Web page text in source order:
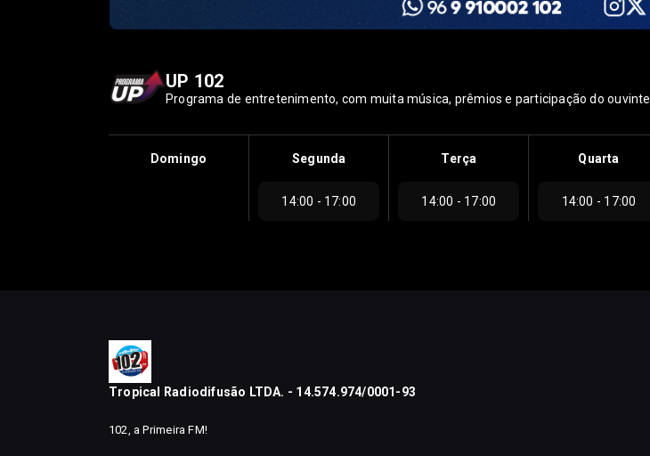
UP 102
Programa de entretenimento, com muita música, prêmios e participação do ouvinte.
Domingo Segunda
14:00 - 17:00
Terça
14:00 - 17:00
Quarta
14:00 - 17:00
Tropical Radiodifusão LTDA. - 14.574.974/0001-93
102, a Primeira FM!